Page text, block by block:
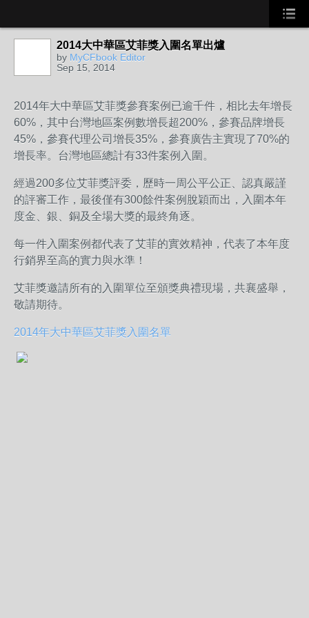
2014大中華區艾菲獎入圍名單出爐
by MyCFbook Editor
Sep 15, 2014
2014年大中華區艾菲獎參賽案例已逾千件，相比去年增長
60%，其中台灣地區案例數增長超200%，參賽品牌增長
45%，參賽代理公司增長35%，參賽廣告主實現了70%的
增長率。台灣地區總計有33件案例入圍。
經過200多位艾菲獎評委，歷時一周公平公正、認真嚴謹
的評審工作，最後僅有300餘件案例脫穎而出，入圍本年
度金、銀、銅及全場大獎的最終角逐。
每一件入圍案例都代表了艾菲的實效精神，代表了本年度
行銷界至高的實力與水準！
艾菲獎邀請所有的入圍單位至頒獎典禮現場，共襄盛舉，
敬請期待。
2014年大中華區艾菲獎入圍名單